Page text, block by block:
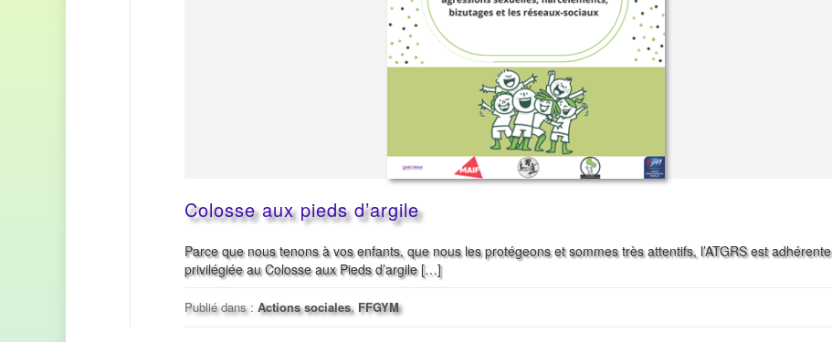
Colosse aux pieds d’argile
Parce que nous tenons à vos enfants, que nous les protégeons et sommes très attentifs, l’ATGRS est adhérente
privilégiée au Colosse aux Pieds d’argile […]
Publié dans : Actions sociales, FFGYM